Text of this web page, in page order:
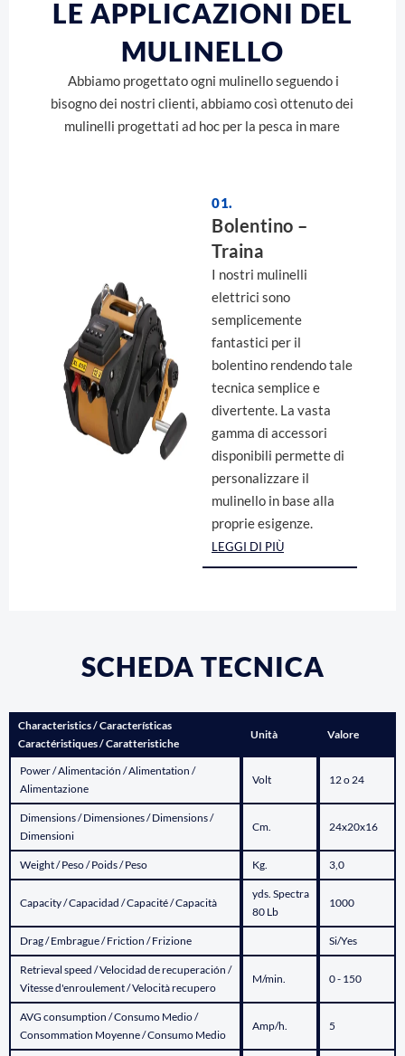
LE APPLICAZIONI DEL
MULINELLO
Abbiamo progettato ogni mulinello seguendo i
bisogno dei nostri clienti, abbiamo così ottenuto dei
mulinelli progettati ad hoc per la pesca in mare
01.
Bolentino –
Traina
I nostri mulinelli
elettrici sono
semplicemente
fantastici per il
bolentino rendendo tale
tecnica semplice e
divertente. La vasta
gamma di accessori
disponibili permette di
personalizzare il
mulinello in base alla
proprie esigenze.
LEGGI DI PIÙ
SCHEDA TECNICA
Characteristics / Características
Caractéristiques / Caratteristiche
Unità Valore
Power / Alimentación / Alimentation /
Alimentazione
Volt 12 o 24
Dimensions / Dimensiones / Dimensions /
Dimensioni
Cm. 24x20x16
Weight / Peso / Poids / Peso Kg. 3,0
Capacity / Capacidad / Capacité / Capacità
yds. Spectra
80 Lb
1000
Drag / Embrague / Friction / Frizione Si/Yes
Retrieval speed / Velocidad de recuperación /
Vitesse d'enroulement / Velocità recupero
M/min. 0 - 150
AVG consumption / Consumo Medio /
Consommation Moyenne / Consumo Medio
Amp/h. 5